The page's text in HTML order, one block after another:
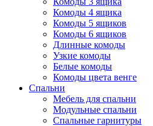
Комоды 4 ящика
Комоды 5 ящиков
Комоды 6 ящиков
Длинные комоды
Узкие комоды
Белые комоды
Комоды цвета венге
Спальни
Мебель для спальни
Модульные спальни
Спальные гарнитуры